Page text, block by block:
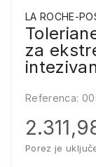
LA ROCHE-
za
Referenca:
Porez je